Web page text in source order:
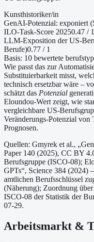
Kunsthistoriker/in
GenAI-Potenzial: exponiert
ILO-Task-Score 20250.47 / 1
LLM-Exposition der US-
Berufe)0.77 / 1
Basis: 10 bewertete
Wie passt das zur
Substituierbarkeit misst,
technisch ersetzbar wäre –
schätzt das Potenzial
Eloundou-Wert zeigt, wie
vergleichbare US-
Veränderungs-Potenzial
Prognosen.
Quellen: Gmyrek et al.,
Paper 140 (2025), CC BY
Berufsgruppe (ISCO-08);
GPTs“, Science 384 (2024)
amtlichen Berufsschlüssel
(Näherung); Zuordnung
ISCO-08 der Statistik der
07-29.
Arbeitsmarkt &